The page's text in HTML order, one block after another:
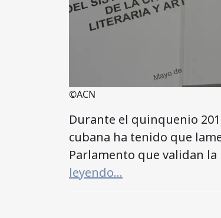
©ACN
Durante el quinquenio
cubana ha tenido que
Parlamento que validan
leyendo…